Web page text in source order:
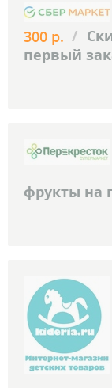
300 р. /
первый
фрукты на